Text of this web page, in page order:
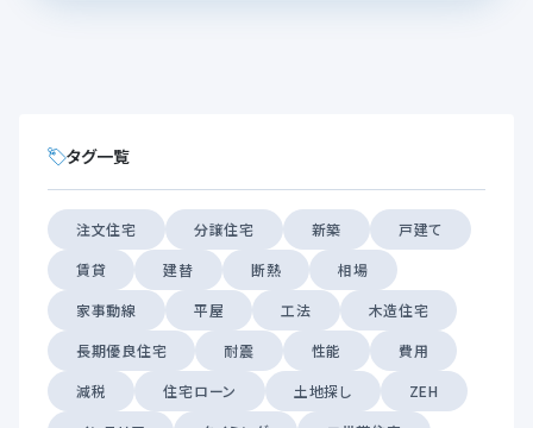
タグ一覧
注文住宅 分譲住宅 新築
戸建て
賃貸
建替 断熱
相場
家事動線
平屋 工法
木造住宅
長期優良住宅
耐震 性能
費用
減税
住宅ローン 土地探し
ZEH